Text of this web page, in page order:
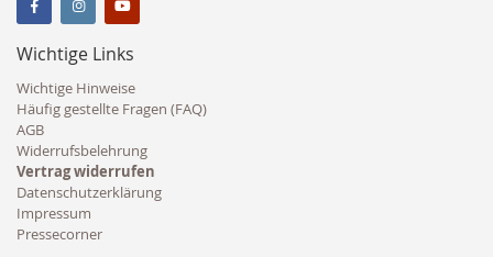
Wichtige Links
Wichtige Hinweise
Häufig gestellte Fragen (FAQ)
AGB
Widerrufsbelehrung
Vertrag widerrufen
Datenschutzerklärung
Impressum
Pressecorner